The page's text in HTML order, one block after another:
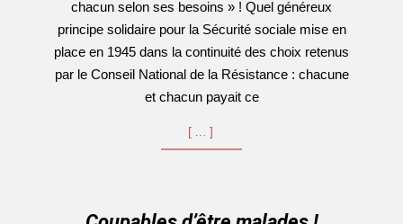
chacun selon ses besoins » ! Quel généreux
principe solidaire pour la Sécurité sociale mise en
place en 1945 dans la continuité des choix retenus
par le Conseil National de la Résistance : chacune
et chacun payait ce
[…]